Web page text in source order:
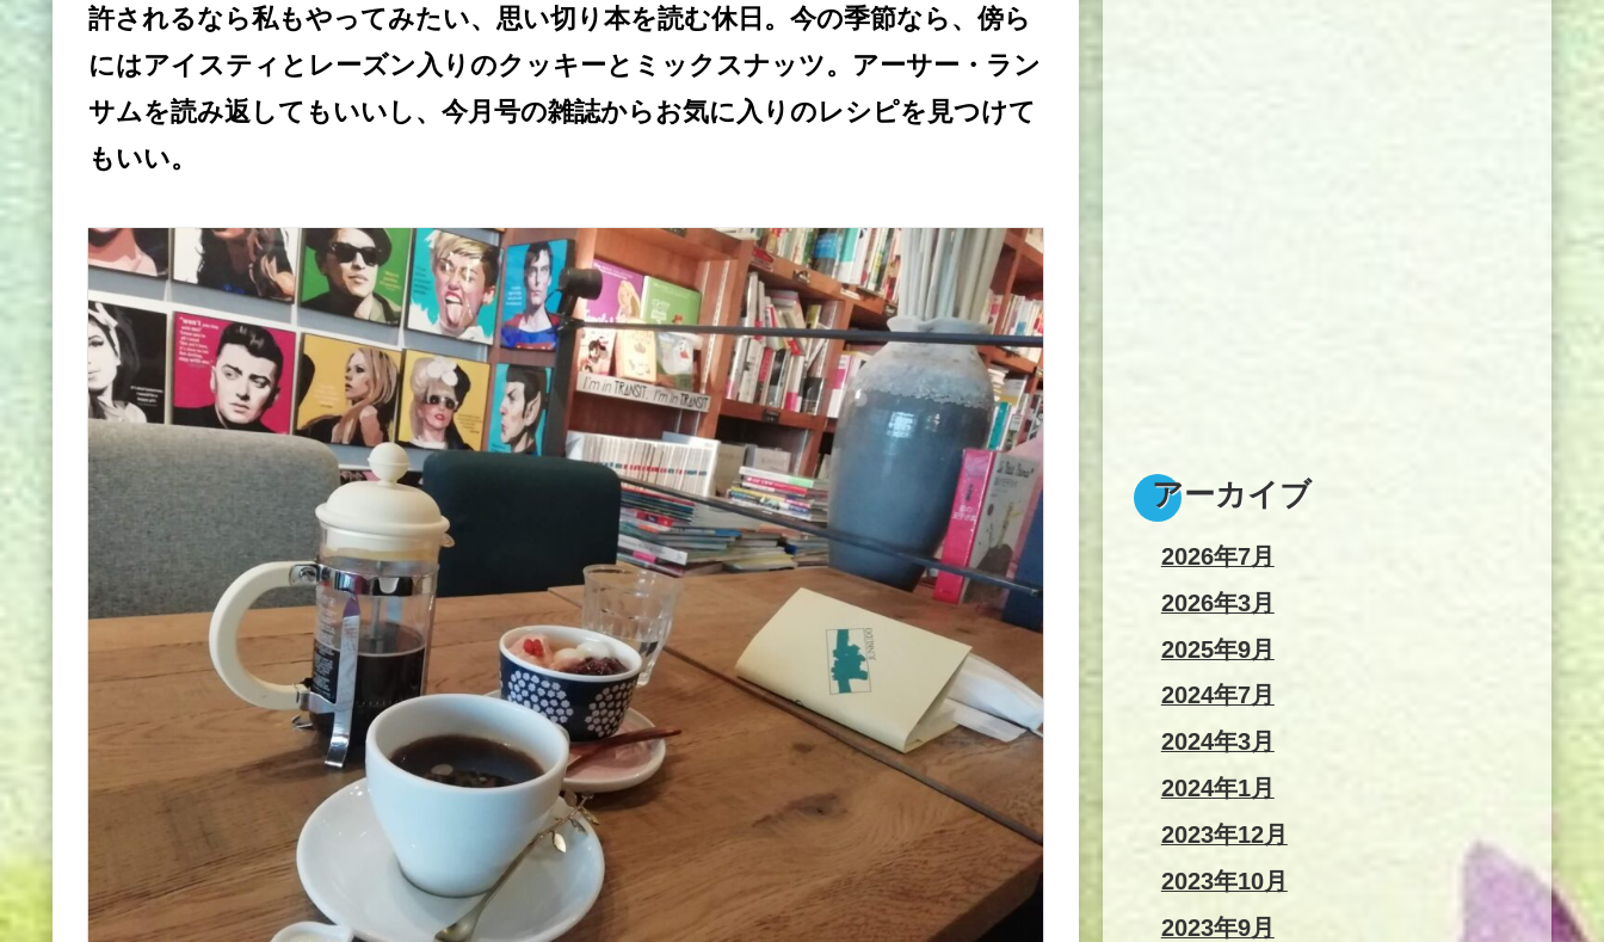
許されるなら私もやってみたい、思い切り本を読む休日。今の季節なら、傍ら
にはアイスティとレーズン入りのクッキーとミックスナッツ。アーサー・ラン
サムを読み返してもいいし、今月号の雑誌からお気に入りのレシピを見つけて
もいい。
アーカイブ
2026年7月
2026年3月
2025年9月
2024年7月
2024年3月
2024年1月
2023年12月
2023年10月
2023年9月